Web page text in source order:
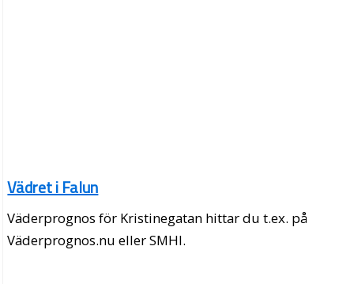
Vädret i Falun
Väderprognos för Kristinegatan hittar du t.ex. på
Väderprognos.nu eller SMHI.